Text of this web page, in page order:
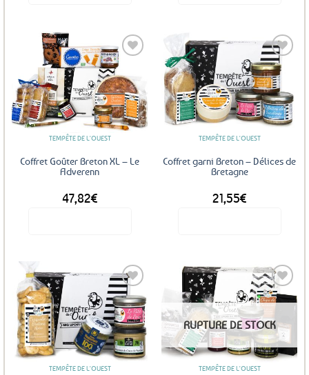
Ajouter
aux
favoris
TEMPÊTE DE L'OUEST
Coffret Goûter Breton XL – Le
Adverenn
47,82€
Ajouter
aux
favoris
TEMPÊTE DE L'OUEST
Coffret garni Breton – Délices de
Bretagne
21,55€
Ajouter
aux
favoris
TEMPÊTE DE L'OUEST
Ajouter
aux
favoris
RUPTURE DE STOCK
TEMPÊTE DE L'OUEST